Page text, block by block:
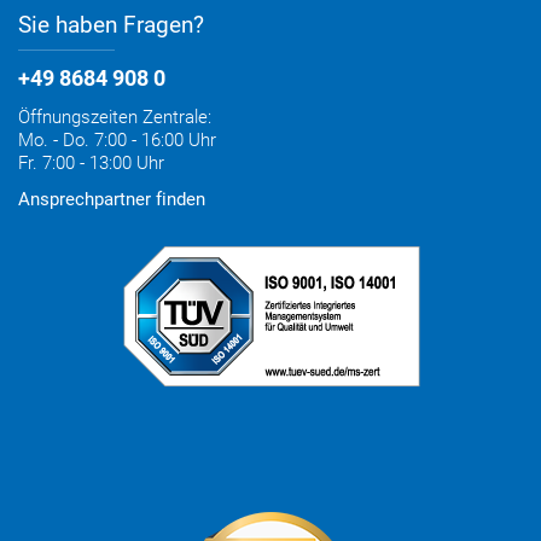
Sie haben Fragen?
+49 8684 908 0
Öffnungszeiten Zentrale:
Mo. - Do. 7:00 - 16:00 Uhr
Fr. 7:00 - 13:00 Uhr
Ansprechpartner finden